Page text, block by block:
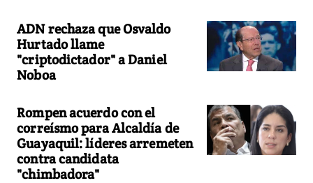
ADN rechaza que Osvaldo
Hurtado llame
"criptodictador" a Daniel
Noboa
Rompen acuerdo con el
correísmo para Alcaldía de
Guayaquil: líderes arremeten
contra candidata
"chimbadora"